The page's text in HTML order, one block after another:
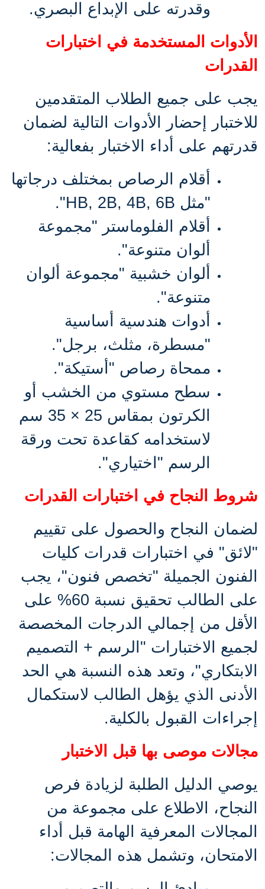
وقدرته على الإبداع البصري.
الأدوات المستخدمة في اختبارات
القدرات
يجب على جميع الطلاب المتقدمين
للاختبار إحضار الأدوات التالية لضمان
قدرتهم على أداء الاختبار بفعالية:
أقلام الرصاص بمختلف درجاتها
"مثل HB, 2B, 4B, 6B
"
.
أقلام الفلوماستر "مجموعة
ألوان متنوعة".
ألوان خشبية "مجموعة ألوان
متنوعة".
أدوات هندسية أساسية
"مسطرة، مثلث، برجل".
ممحاة رصاص "أستيكة".
سطح مستوي من الخشب أو
الكرتون بمقاس 25 × 35 سم
لاستخدامه كقاعدة تحت ورقة
الرسم "اختياري".
شروط النجاح في اختبارات القدرات
لضمان النجاح والحصول على تقييم
"لائق" في اختبارات قدرات كليات
الفنون الجميلة "تخصص فنون"، يجب
على الطالب تحقيق نسبة 60% على
الأقل من إجمالي الدرجات المخصصة
لجميع الاختبارات "الرسم + التصميم
الابتكاري"، وتعد هذه النسبة هي الحد
الأدنى الذي يؤهل الطالب لاستكمال
إجراءات القبول بالكلية.
مجالات موصى بها قبل الاختبار
يوصي الدليل الطلبة لزيادة فرص
النجاح، الاطلاع على مجموعة من
المجالات المعرفية الهامة قبل أداء
الامتحان، وتشمل هذه المجالات: